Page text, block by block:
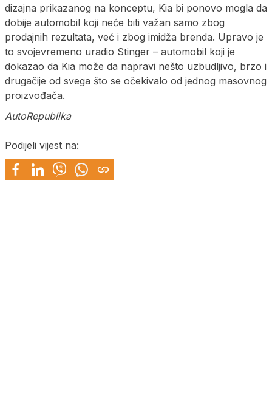
dizajna prikazanog na konceptu, Kia bi ponovo mogla da
dobije automobil koji neće biti važan samo zbog
prodajnih rezultata, već i zbog imidža brenda. Upravo je
to svojevremeno uradio Stinger – automobil koji je
dokazao da Kia može da napravi nešto uzbudljivo, brzo i
drugačije od svega što se očekivalo od jednog masovnog
proizvođača.
AutoRepublika
Podijeli vijest na: